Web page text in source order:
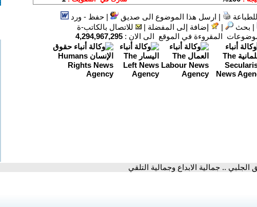
| ارسل هذا الموضوع الى صديق |حفظ - ورد
| بحث | إضافة إلى المفضلة |
للاتصال بالكاتب-ة
المقروءة في الموقع الى الان : 4,294,967,295
.. جمالية الابداع وجمالية التلقي